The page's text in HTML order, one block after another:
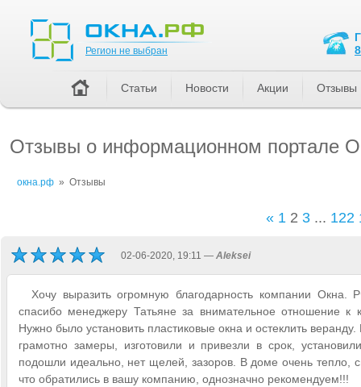
Отзывы о информационном портале
окна.рф » Отзывы
« 1 2 3 ... 122
02-06-2020, 19:11 — Aleksei
Хочу выразить огромную благодарность компании
спасибо менеджеру Татьяне за внимательное отношение
Нужно было установить пластиковые окна и остеклить
грамотно замеры, изготовили и привезли в срок,
подошли идеально, нет щелей, зазоров. В доме очень тепло,
что обратились в вашу компанию, однозначно рекомендуем!!!
Регион не выбран
Статьи Новости Акции Отзывы